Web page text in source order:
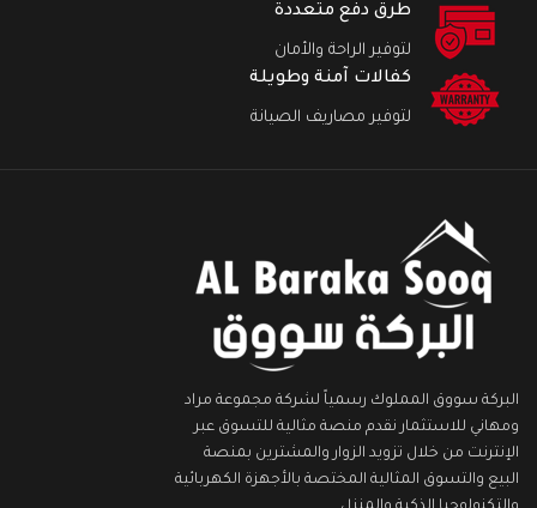
طرق دفع متعددة
لتوفير الراحة والأمان
كفالات آمنة وطويلة
لتوفير مصاريف الصيانة
البركة سووق المملوك رسمياً لشركة مجموعة مراد
ومهاني للاستثمار نقدم منصة مثالية للتسوق عبر
الإنترنت من خلال تزويد الزوار والمشترين بمنصة
البيع والتسوق المثالية المختصة بالأجهزة الكهربائية